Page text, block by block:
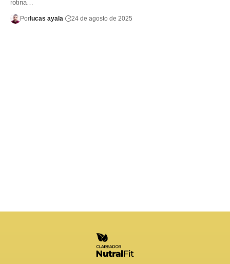
rotina…
Porlucas ayala 24 de agosto de 2025